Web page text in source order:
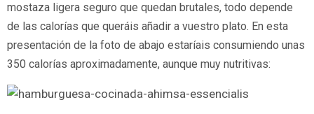
mostaza ligera seguro que quedan brutales, todo depende
de las calorías que queráis añadir a vuestro plato. En esta
presentación de la foto de abajo estaríais consumiendo unas
350 calorías aproximadamente, aunque muy nutritivas: